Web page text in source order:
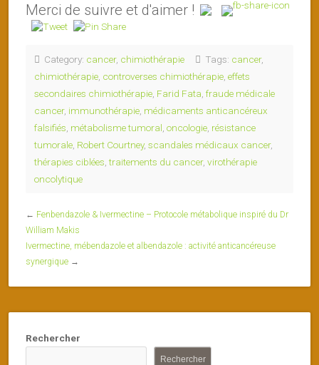
Merci de suivre et d'aimer !
Category: cancer, chimiothérapie Tags: cancer,
chimiothérapie controverses chimiothérapie effets
secondaires chimiothérapie Farid Fata fraude médicale
cancer, immunothérapie médicaments anticancéreux
falsifiés métabolisme tumoral oncologie résistance
tumorale Robert Courtney, scandales médicaux cancer,
thérapies ciblées ,traitements du cancer, virothérapie
oncolytique
← Fenbendazole & Ivermectine – Protocole métabolique inspiré du Dr
William Makis
Ivermectine, mébendazole et albendazole : activité anticancéreuse
synergique →
Rechercher
Rechercher